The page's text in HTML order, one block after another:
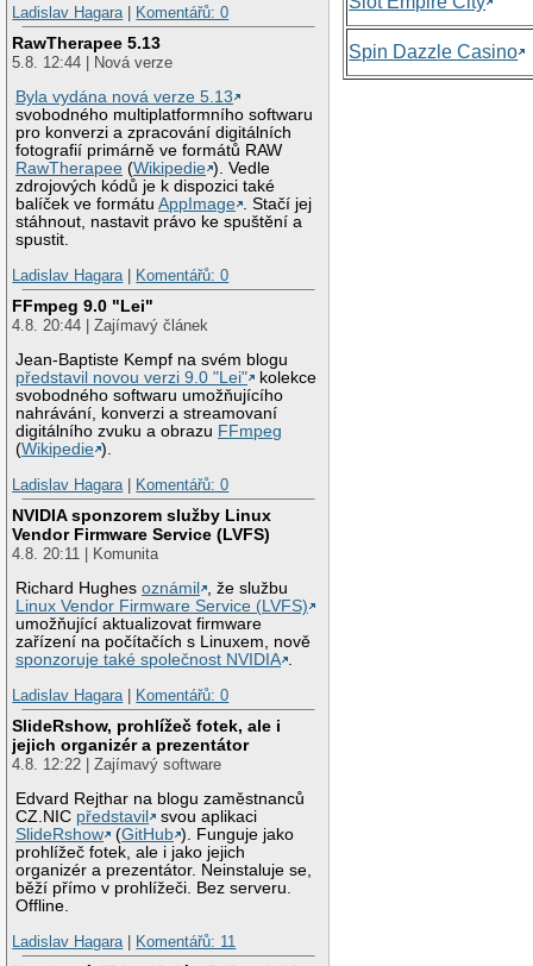
Ladislav Hagara
Komentářů: 0
RawTherapee 5.13
5.8. 12:44 | Nová verze
Byla vydána nová verze 5.13
svobodného multiplatformního softwaru
pro konverzi a zpracování digitálních
fotografií primárně ve formátů RAW
RawTherapee (Wikipedie ). Vedle
zdrojových kódů je k dispozici také
balíček ve formátuAppImage . Stačí jej
stáhnout, nastavit právo ke spuštění a
spustit.
Ladislav Hagara
Komentářů: 0
FFmpeg 9.0 "Lei"
4.8. 20:44 | Zajímavý článek
Jean-Baptiste Kempf na svém blogu
představil novou verzi 9.0 "Lei"
kolekce
svobodného softwaru umožňujícího
nahrávání, konverzi a streamovaní
digitálního zvuku a obrazu FFmpeg
(Wikipedie ).
Ladislav Hagara
Komentářů: 0
NVIDIA sponzorem služby Linux
Vendor Firmware Service (LVFS)
4.8. 20:11 | Komunita
Richard Hughesoznámil
, že službu
Linux Vendor Firmware Service (LVFS)
umožňující aktualizovat firmware
zařízení na počítačích s Linuxem, nově
sponzoruje také společnost NVIDIA .
Ladislav Hagara | Komentářů: 0
SlideRshow, prohlížeč fotek, ale i
jejich organizér a prezentátor
4.8. 12:22 | Zajímavý software
Edvard Rejthar na blogu zaměstnanců
CZ.NIC představil
svou aplikaci
SlideRshow
(GitHub ). Funguje jako
prohlížeč fotek, ale i jako jejich
organizér a prezentátor. Neinstaluje se,
běží přímo v prohlížeči. Bez serveru.
Offline.
Ladislav Hagara | Komentářů: 11
Spin Dazzle Casino